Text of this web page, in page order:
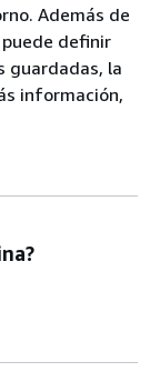
Además de
definir
guardadas, la
información,